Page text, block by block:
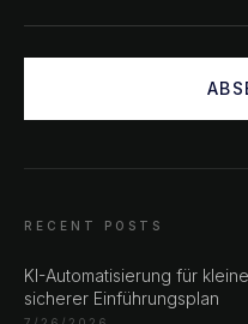
RECENT POSTS
KI-Automatisierung für
sicherer Einführungsplan